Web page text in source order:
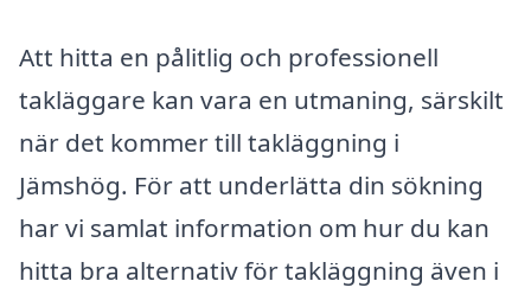
Att hitta en pålitlig och professionell
takläggare kan vara en utmaning, särskilt
när det kommer till takläggning i
Jämshög. För att underlätta din sökning
har vi samlat information om hur du kan
hitta bra alternativ för takläggning även i